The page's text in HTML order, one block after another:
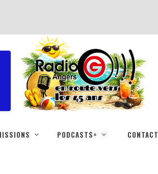
PODCASTS+ CONTACT